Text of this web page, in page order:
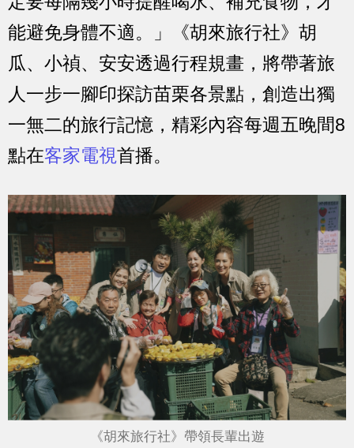
能避免身體不適。」《胡來旅行社》胡
瓜、小禎、安安透過行程規畫，將帶著旅
人一步一腳印探訪苗栗各景點，創造出獨
一無二的旅行記憶，精彩內容每週五晚間8
點在客家電視首播。
《胡來旅行社》帶領長輩出遊